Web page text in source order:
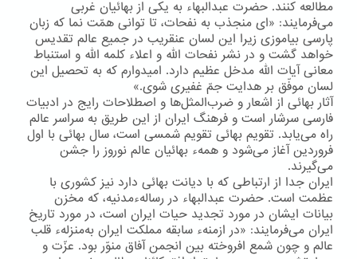
مطالعه كنند. حضرت عبدالبهاء به یكی از بهائیان غربی
می‌فرمایند: «ای منجذب به نفحات، تا توانی همّت نما که زبان
پارسی بیاموزی زیرا این لسان عنقریب در جمیع عالم تقدیس
خواهد گشت و در نشر نفحات الله و اعلاء کلمه الله و استنباط
معانی آیات الله مدخل عظیم دارد. امیدوارم که به تحصیل این
لسان موفّق بر هدایت جمّ غفیری شوی.»
آثار بهائی از اشعار و ضرب‌المثل‌ها و اصطلاحات رایج در ادبیات
فارسی سرشار است و فرهنگ ایران از این طریق به سراسر عالم
راه می‌یابد. تقویم بهائی تقویم شمسی است، سال بهائی با اول
فروردین آغاز می‌شود و همهء بهائیان عالم نوروز را جشن
می‌گیرند.
ایران جدا از ارتباطی كه با دیانت بهائی دارد نیز كشوری با
عظمت است. حضرت عبدالبهاء در رسالهءمدنیه، كه مخزن
بیانات ایشان در مورد تجدید حیات ایران است، در مورد تاریخ
ایران می‌فرمایند: «در ازمنهء سابقه مملکت ایران به‌منزلهء قلب
عالم و چون شمع افروخته بین انجمن آفاق منوّر بود. عزّت و